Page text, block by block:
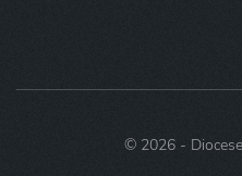
© 2026-